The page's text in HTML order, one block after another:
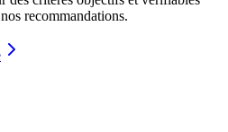
recommandations.